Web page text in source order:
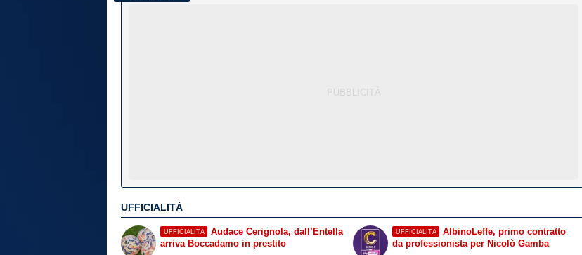
UFFICIALITÀ
UFFICIALITÀ
Audace Cerignola, dall’Entella
arriva Boccadamo in prestito
UFFICIALITÀ
AlbinoLeffe, primo contratto
da professionista per Nicolò Gamba